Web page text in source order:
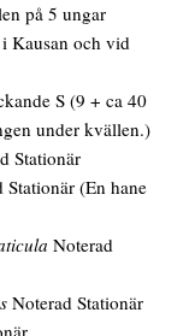
på 5 ungar
Kausan och vid
S(9 + ca 40
under kvällen.)
Stationär
Stationär(En hane
Noterad
Noterad Stationär